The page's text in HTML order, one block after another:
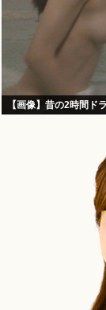
【画像】昔の2時間ド